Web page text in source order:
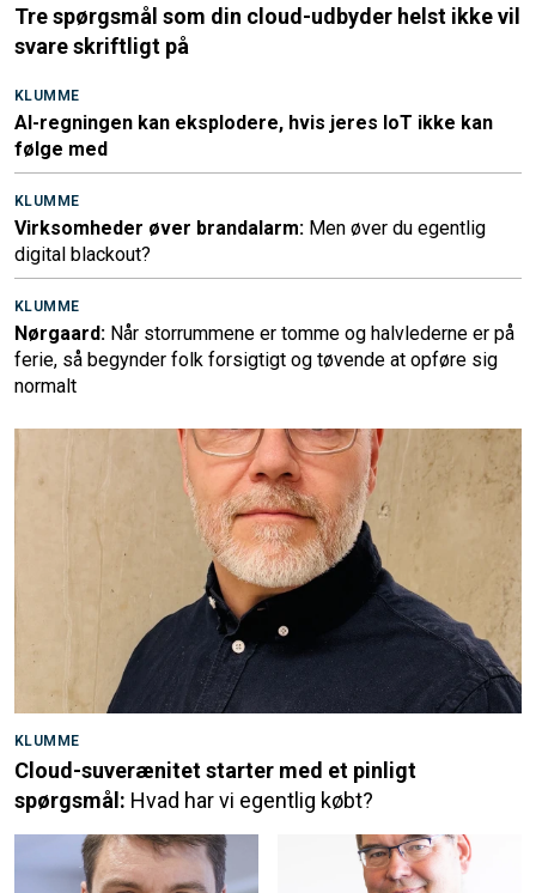
Tre spørgsmål som din cloud-udbyder helst ikke vil
svare skriftligt på
KLUMME
AI-regningen kan eksplodere, hvis jeres IoT ikke kan
følge med
KLUMME
Virksomheder øver brandalarm: Men øver du egentlig
digital blackout?
KLUMME
Nørgaard: Når storrummene er tomme og halvlederne er på
ferie, så begynder folk forsigtigt og tøvende at opføre sig
normalt
KLUMME
Cloud-suverænitet starter med et pinligt
spørgsmål: Hvad har vi egentlig købt?